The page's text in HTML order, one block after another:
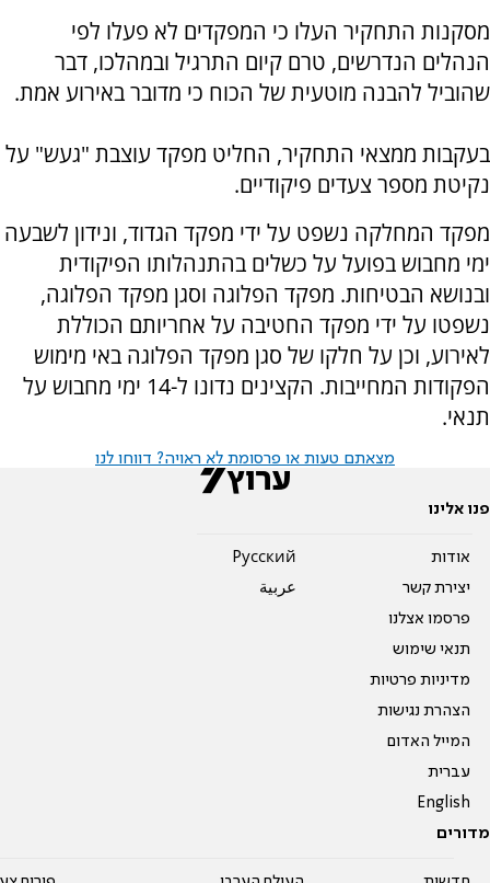
מסקנות התחקיר העלו כי המפקדים לא פעלו לפי
הנהלים הנדרשים, טרם קיום התרגיל ובמהלכו, דבר
שהוביל להבנה מוטעית של הכוח כי מדובר באירוע אמת.
בעקבות ממצאי התחקיר, החליט מפקד עוצבת "געש" על
נקיטת מספר צעדים פיקודיים.
מפקד המחלקה נשפט על ידי מפקד הגדוד, ונידון לשבעה
ימי מחבוש בפועל על כשלים בהתנהלותו הפיקודית
ובנושא הבטיחות. מפקד הפלוגה וסגן מפקד הפלוגה,
נשפטו על ידי מפקד החטיבה על אחריותם הכוללת
לאירוע, וכן על חלקו של סגן מפקד הפלוגה באי מימוש
הפקודות המחייבות. הקצינים נדונו ל-14 ימי מחבוש על
תנאי.
מצאתם טעות או פרסומת לא ראויה? דווחו לנו
פנו אלינו
אודות
יצירת קשר
פרסמו אצלנו
תנאי שימוש
מדיניות פרטיות
הצהרת נגישות
המייל האדום
עברית
English
Pусский
عربية
מדורים